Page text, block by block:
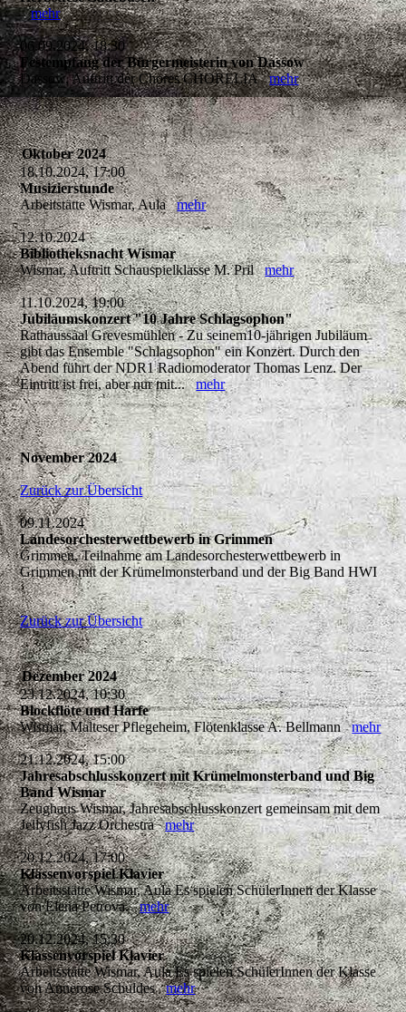
mehr
06.09.2024, 18:30
Festempfang der Bürgermeisterin von Dassow
Dassow, Auftritt der Chores CHORELIAmehr
Oktober 2024
18.10.2024, 17:00
Musizierstunde
Arbeitstätte Wismar, Aulamehr
12.10.2024
Bibliotheksnacht Wismar
Wismar, Auftritt Schauspielklasse M. Prilmehr
11.10.2024, 19:00
Jubiläumskonzert "10 Jahre Schlagsophon"
Rathaussaal Grevesmühlen - Zu seinem10-jährigen Jubiläum
gibt das Ensemble "Schlagsophon" ein Konzert. Durch den
Abend führt der NDR1 Radiomoderator Thomas Lenz. Der
Eintritt ist frei, aber nur mit...mehr
November 2024
Zurück zur Übersicht
09.11.2024
Landesorchesterwettbewerb in Grimmen
Grimmen, Teilnahme am Landesorchesterwettbewerb in
Grimmen mit der Krümelmonsterband und der Big Band HWI
Zurück zur Übersicht
Dezember 2024
23.12.2024, 10:30
Blockflöte und Harfe
Wismar, Malteser Pflegeheim, Flötenklasse A. Bellmannmehr
21.12.2024, 15:00
Jahresabschlusskonzert mit Krümelmonsterband und Big
Band Wismar
Zeughaus Wismar, Jahresabschlusskonzert gemeinsam mit dem
Jellyfish Jazz Orchestramehr
20.12.2024, 17:00
Klassenvorspiel Klavier
Arbeitsstätte Wismar, Aula Es spielen SchülerInnen der Klasse
von Elena Petrova.mehr
20.12.2024, 15:30
Klassenvorspiel Klavier
Arbeitsstätte Wismar, Aula Es spielen SchülerInnen der Klasse
von Annerose Schuldesmehr